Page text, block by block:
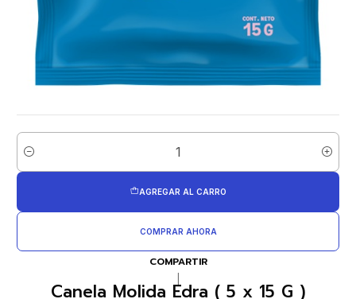
Cantidad
AGREGAR AL CARRO
COMPRAR AHORA
COMPARTIR
Canela Molida Edra ( 5 x 15 G )